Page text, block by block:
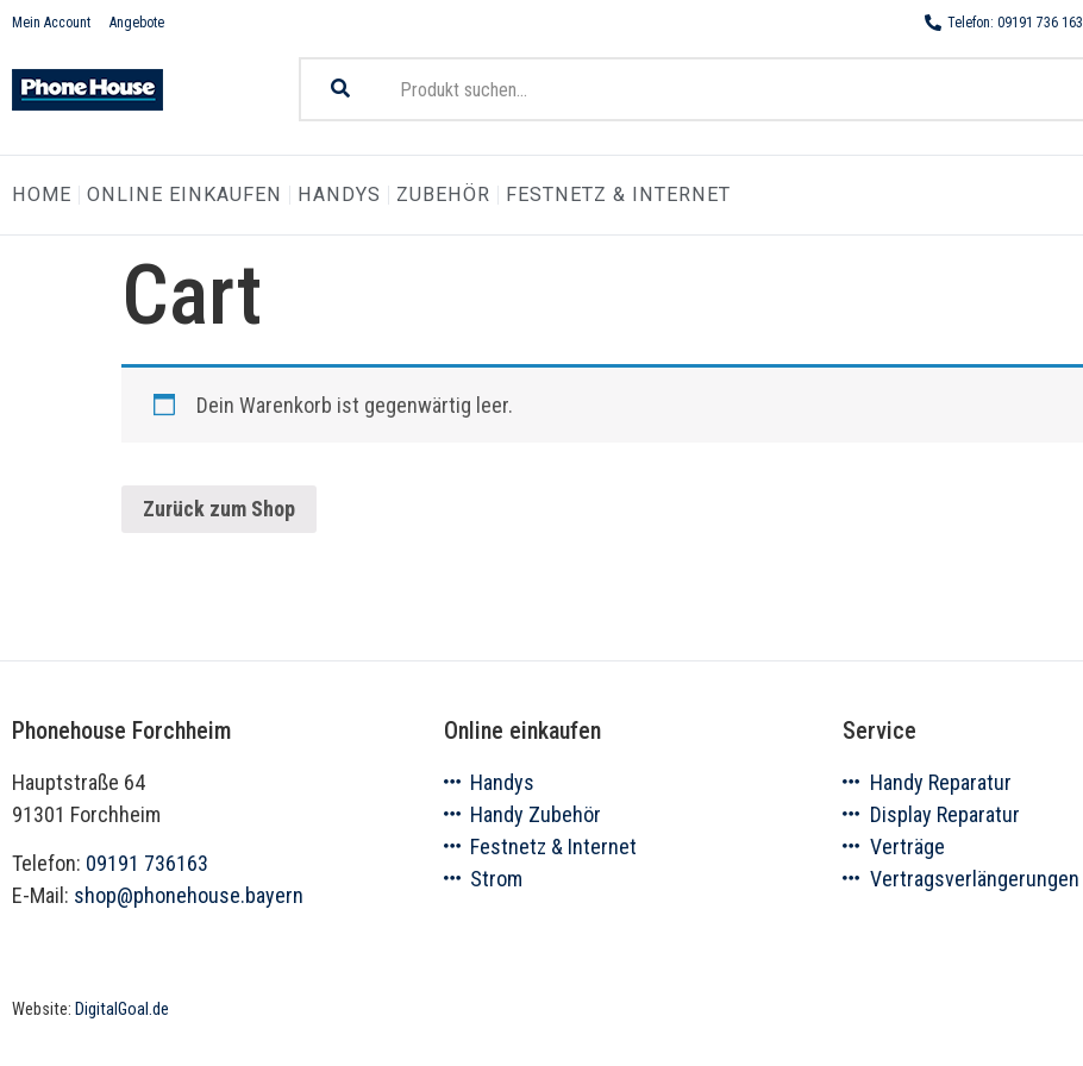
Mein Account Angebote Telefon: 09191 736 163
HOME ONLINE EINKAUFEN HANDYS ZUBEHÖR FESTNETZ & INTERNET
Cart
Dein Warenkorb ist gegenwärtig leer.
Zurück zum Shop
Phonehouse Forchheim
Hauptstraße 64
91301 Forchheim
Telefon: 09191 736163
E-Mail: shop@phonehouse.bayern
Online einkaufen
Handys
Handy Zubehör
Festnetz & Internet
Strom
Service
Handy Reparatur
Display Reparatur
Verträge
Vertragsverlängerungen
Website: DigitalGoal.de